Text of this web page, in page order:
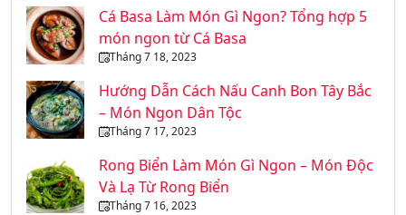
Cá Basa Làm Món Gì Ngon? Tổng hợp 5
món ngon từ Cá Basa
Tháng 7 18, 2023
Hướng Dẫn Cách Nấu Canh Bon Tây Bắc
– Món Ngon Dân Tộc
Tháng 7 17, 2023
Rong Biển Làm Món Gì Ngon – Món Độc
Và Lạ Từ Rong Biển
Tháng 7 16, 2023